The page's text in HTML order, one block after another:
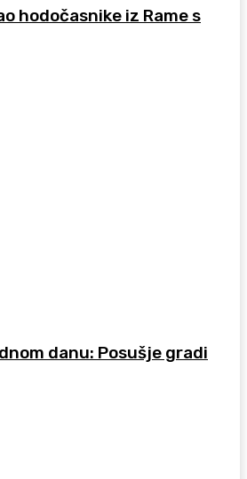
hodočasnike iz Rame s
danu: Posušje gradi